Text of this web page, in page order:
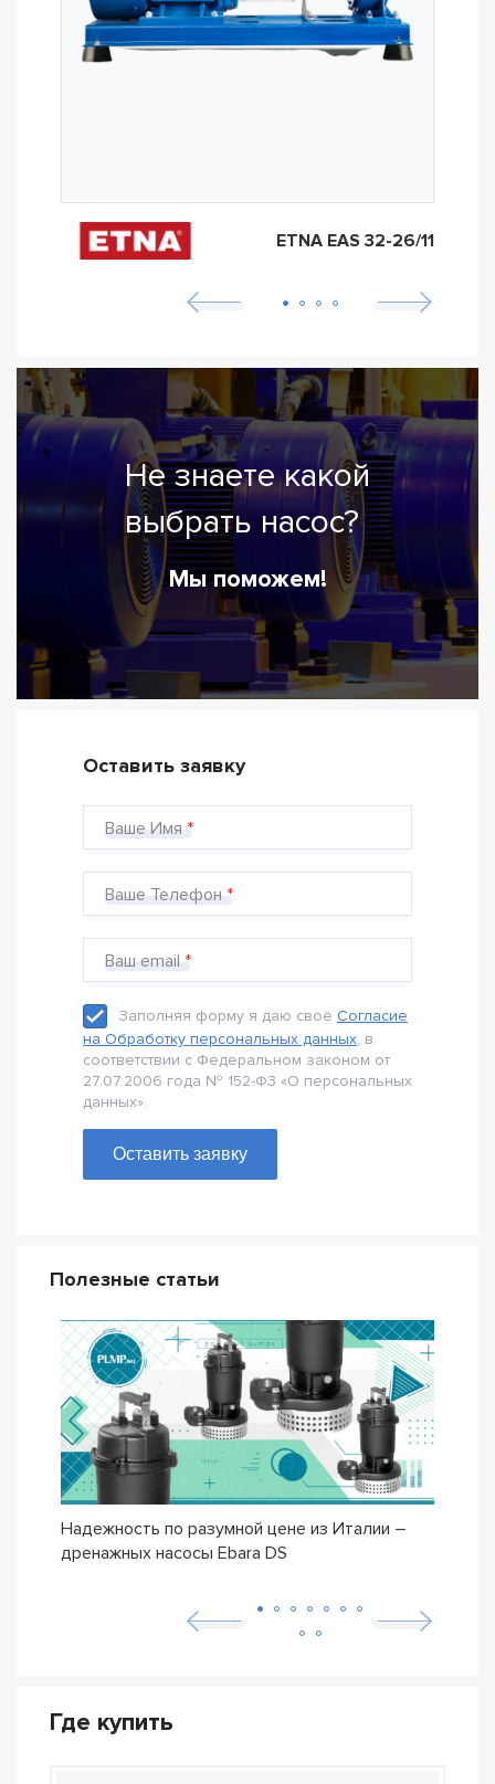
ETNA EAS 32-26/11
Не знаете какой
выбрать насос?
Мы поможем!
Оставить заявку
Ваше Имя
Ваше Телефон
Ваш email
Заполняя форму я даю своё Согласие
на Обработку персональных данных, в
соответствии с Федеральном законом от
27.07.2006 года № 152-Ф3 «О персональных
данных».
Оставить заявку
Полезные статьи
Надежность по разумной цене из Италии –
дренажных насосы Ebara DS
Где купить